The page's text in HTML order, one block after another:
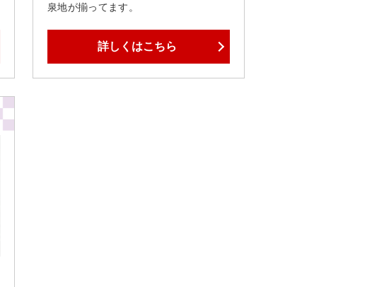
泉地が揃ってます。
詳しくはこちら